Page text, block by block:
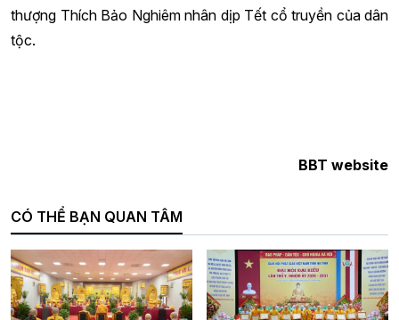
thượng Thích Bảo Nghiêm nhân dịp Tết cổ truyền của dân
tộc.
BBT website
CÓ THỂ BẠN QUAN TÂM